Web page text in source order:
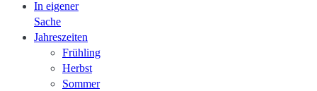
In eigener
Sache
Jahreszeiten
Frühling
Herbst
Sommer